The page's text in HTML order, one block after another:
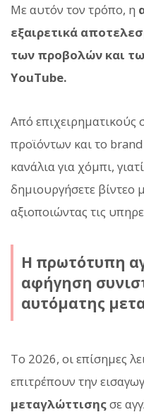
Με αυτόν τον τρόπο, η
εξαιρετικά
των προβολών και
YouTube.
Από
προϊόντων και το
κανάλια για χόμπι,
δημιουργήσετε βίντεο
αξιοποιώντας τις
Η πρωτότυπη
αφήγηση
αυτόματης
Το 2026, οι επίσημες
επιτρέπουν την
μεταγλώττισηςσε